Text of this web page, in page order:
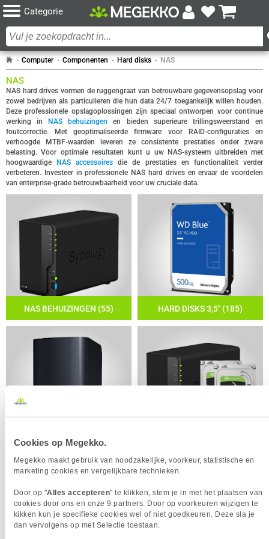
Cookies op Megekko.
Megekko maakt gebruik van noodzakelijke, voorkeur, statistische en
marketing cookies en vergelijkbare technieken.
Door op "Alles accepteren" te klikken, stem je in met het plaatsen van
cookies door ons en onze 9 partners. Door op voorkeuren wijzigen te
kikken kun je specifieke cookies wel of niet goedkeuren. Deze sla je
dan vervolgens op met Selectie toestaan.
Categorie
Computer Componenten Hard disks NAS
NAS
NAS hard drives vormen de ruggengraat van betrouwbare gegevensopslag voor
zowel bedrijven als particulieren die hun data 24/7 toegankelijk willen houden.
Deze professionele opslagoplossingen zijn speciaal ontworpen voor continue
werking in
NAS behuizingen en bieden superieure trillingsweerstand en
foutcorrectie. Met geoptimaliseerde firmware voor RAID-configuraties en
verhoogde MTBF-waarden leveren ze consistente prestaties onder zware
belasting. Voor optimale resultaten kunt u uw NAS-systeem uitbreiden met
hoogwaardige
NAS accessoires die de prestaties en functionaliteit verder
verbeteren. Investeer in professionele NAS hard drives en ervaar de voordelen
van enterprise-grade betrouwbaarheid voor uw cruciale data.
NAS BEHUIZINGEN (55) HARD DISKS 3,5" (185)
NAS MET HARDE SCHIJF (2)